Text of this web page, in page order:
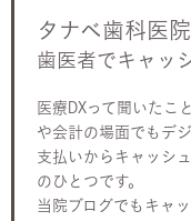
タナベ歯科医
歯医者でキャッ
医療DXって聞いたこ
や会計の場面でもデ
支払いからキャッシ
のひとつです。
当院ブログでもキャ